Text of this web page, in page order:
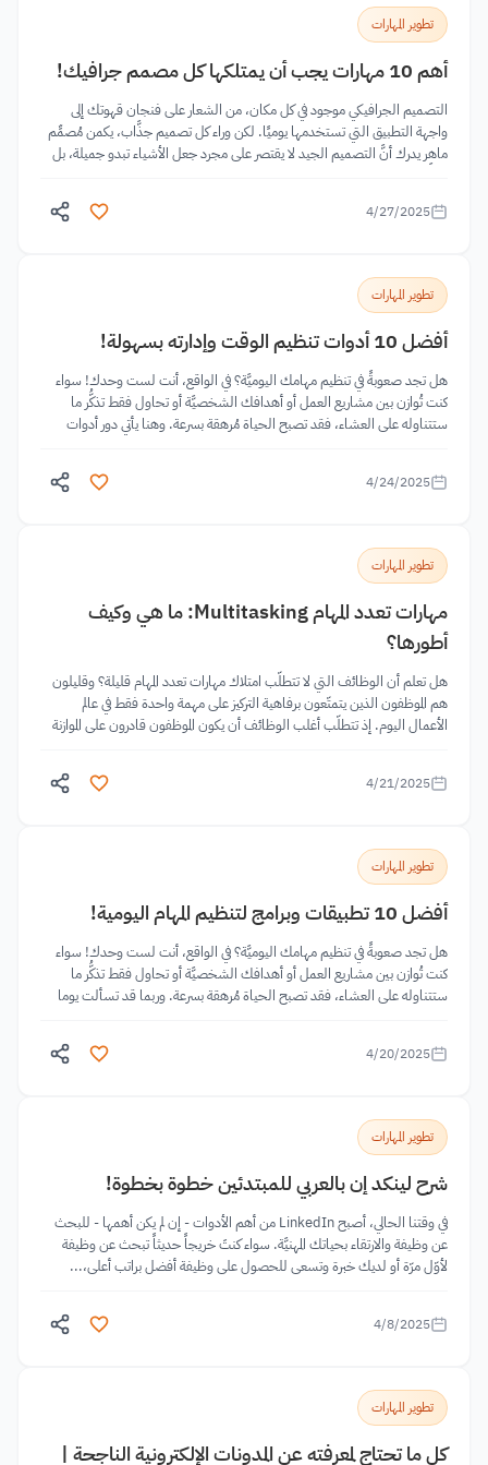
تطوير المهارات
أهم 10 مهارات يجب أن يمتلكها كل مصمم جرافيك!
التصميم الجرافيكي موجود في كل مكان، من الشعار على فنجان قهوتك إلى
واجهة التطبيق التي تستخدمها يوميًا. لكن وراء كل تصميم جذَّاب، يكمن مُصمِّم
ماهر يدرك أنَّ التصميم الجيد لا يقتصر على مجرد جعل الأشياء تبدو جميلة، بل
4/27/2025
تطوير المهارات
أفضل 10 أدوات تنظيم الوقت وإدارته بسهولة!
هل تجد صعوبةً في تنظيم مهامك اليوميَّة؟ في الواقع، أنت لست وحدك! سواء
كنت تُوازن بين مشاريع العمل أو أهدافك الشخصيَّة أو تحاول فقط تذكُّر ما
ستتناوله على العشاء، فقد تصبح الحياة مُرهقة بسرعة. وهنا يأتي دور أدوات
4/24/2025
تطوير المهارات
مهارات تعدد المهام Multitasking: ما هي وكيف
أطورها؟
هل تعلم أن الوظائف التي لا تتطلّب امتلاك مهارات تعدد المهام قليلة؟ وقليلون
هم الموظفون الذين يتمتّعون برفاهية التركيز على مهمة واحدة فقط في عالم
الأعمال اليوم. إذ تتطلّب أغلب الوظائف أن يكون الموظفون قادرون على الموازنة
4/21/2025
تطوير المهارات
أفضل 10 تطبيقات وبرامج لتنظيم المهام اليومية!
هل تجد صعوبةً في تنظيم مهامك اليوميَّة؟ في الواقع، أنت لست وحدك! سواء
كنت تُوازن بين مشاريع العمل أو أهدافك الشخصيَّة أو تحاول فقط تذكُّر ما
ستتناوله على العشاء، فقد تصبح الحياة مُرهقة بسرعة. وربما قد تسألت يوما
4/20/2025
تطوير المهارات
شرح لينكد إن بالعربي للمبتدئين خطوة بخطوة!
في وقتنا الحالي، أصبح LinkedIn من أهم الأدوات - إن لم يكن أهمها - للبحث
عن وظيفة والارتقاء بحياتك المهنيَّة. سواء كنتَ خريجاً حديثاً تبحث عن وظيفة
لأوّل مرّة أو لديك خبرة وتسعى للحصول على وظيفة أفضل براتب أعلى،...
4/8/2025
تطوير المهارات
كل ما تحتاج لمعرفته عن المدونات الإلكترونية الناجحة |